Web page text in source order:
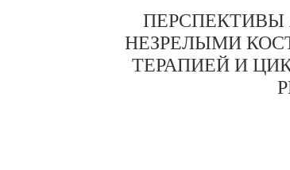
НЕЗРЕЛЫМИ
ТЕРАПИЕЙ И